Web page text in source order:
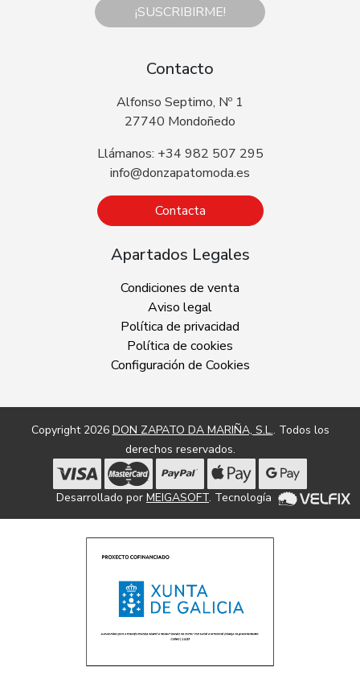
¡SUSCRIBIRME!
Contacto
Alfonso Septimo, Nº 1
27740 Mondoñedo
Llámanos: +34 982 507 295
info@donzapatomoda.es
Contacta
Apartados Legales
Condiciones de venta
Aviso legal
Política de privacidad
Política de cookies
Configuración de Cookies
Copyright 2026 DON ZAPATO DA MARIÑA, S.L.. Todos los
derechos reservados.
Desarrollado por MEIGASOFT. Tecnología